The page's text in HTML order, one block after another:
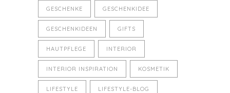
GESCHENKE GESCHENKIDEE
GESCHENKIDEEN GIFTS
HAUTPFLEGE INTERIOR
INTERIOR INSPIRATION KOSMETIK
LIFESTYLE LIFESTYLE-BLOG